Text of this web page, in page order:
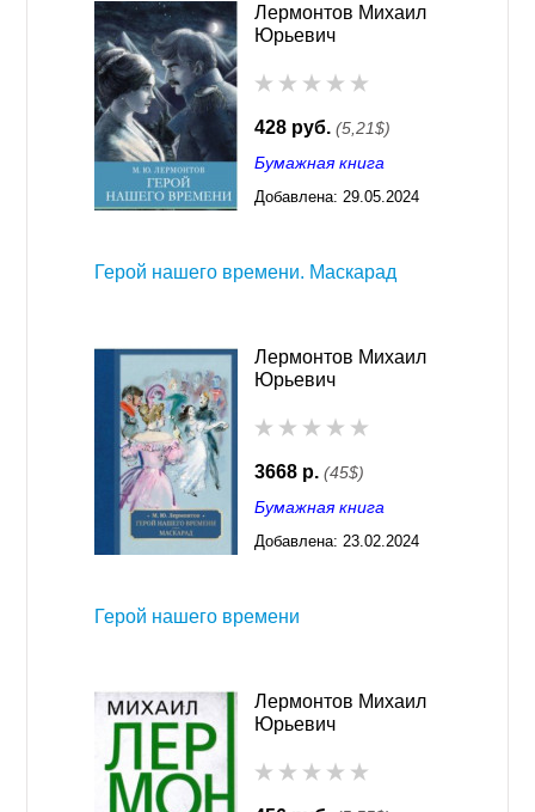
Лермонтов Михаил
Юрьевич
428 руб. (5,21$)
Бумажная книга
Добавлена: 29.05.2024
Герой нашего времени. Маскарад
Лермонтов Михаил
Юрьевич
3668 р. (45$)
Бумажная книга
Добавлена: 23.02.2024
Герой нашего времени
Лермонтов Михаил
Юрьевич